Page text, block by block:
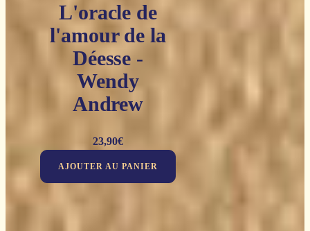
L'oracle de
l'amour de la
Déesse -
Wendy
Andrew
23,90€
AJOUTER AU PANIER